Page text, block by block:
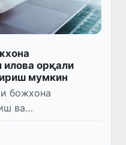
илова орқали
мумкин
божхона
ва
тўғрисидаги
ва қўшимчаларни